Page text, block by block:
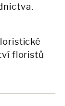
floristů